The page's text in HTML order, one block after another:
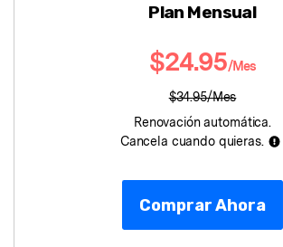
Encuentra Más Soluciones
󠀰Plan Mensual󠀲󠀩󠀤󠀦󠀠󠀠󠀤󠀢󠀳
$24.95/Mes
$34.95/Mes
Renovación automática.
Cancela cuando quieras.
Comprar Ahora